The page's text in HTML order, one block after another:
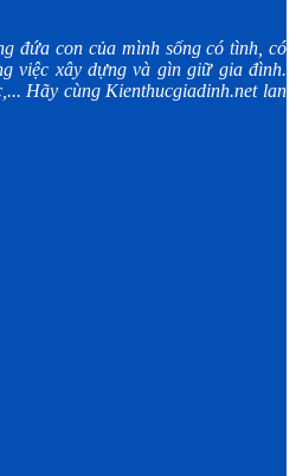
đứa con của mình sống có tình, có
việc xây dựng và gìn giữ gia đình.
Hãy cùng Kienthucgiadinh.net lan